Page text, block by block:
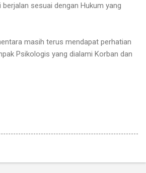
sesuai dengan Hukum yang
masih terus mendapat perhatian
Psikologis yang dialami Korban dan